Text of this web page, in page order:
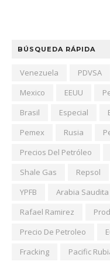
BÚSQUEDA RÁPIDA
Venezuela PDVSA
Mexico
EEUU
Brasil
Especial
Pemex
Rusia
Precios Del Petróleo
Shale Gas
Repsol
YPFB
Arabia Saudita
Rafael Ramirez
Precio De Petroleo
Fracking
Pacific